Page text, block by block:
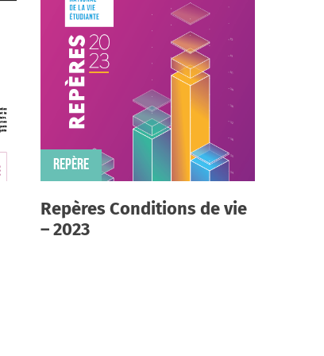
Gaële Henri-
rapports aux études
vie des étudiant·es
des espaces ruraux
(Mathieu Rossignol-
tout réussit ? (Romain
REPÈRE
Repères Conditions de vie
– 2023